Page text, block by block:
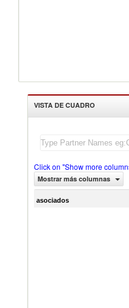
VISTA DE CUADRO
Click on "Show more
Mostrar más columnas
asociados